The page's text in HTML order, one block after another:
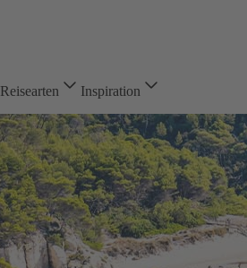
Reisearten Inspiration